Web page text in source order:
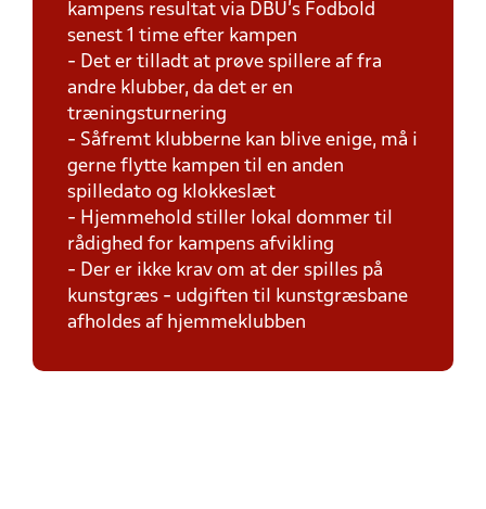
kampens resultat via DBU's Fodbold
senest 1 time efter kampen
- Det er tilladt at prøve spillere af fra
andre klubber, da det er en
træningsturnering
- Såfremt klubberne kan blive enige, må i
gerne flytte kampen til en anden
spilledato og klokkeslæt
- Hjemmehold stiller lokal dommer til
rådighed for kampens afvikling
- Der er ikke krav om at der spilles på
kunstgræs - udgiften til kunstgræsbane
afholdes af hjemmeklubben